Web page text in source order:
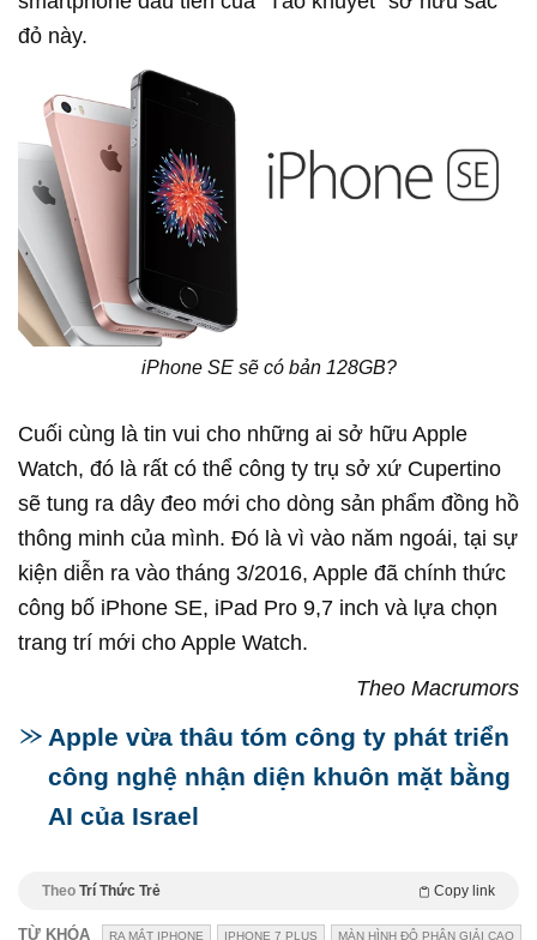
đỏ này.
iPhone SE sẽ có bản 128GB?
Cuối cùng là tin vui cho những ai sở hữu Apple
Watch, đó là rất có thể công ty trụ sở xứ Cupertino
sẽ tung ra dây đeo mới cho dòng sản phẩm đồng hồ
thông minh của mình. Đó là vì vào năm ngoái, tại sự
kiện diễn ra vào tháng 3/2016, Apple đã chính thức
công bố iPhone SE, iPad Pro 9,7 inch và lựa chọn
trang trí mới cho Apple Watch.
Theo Macrumors
Apple vừa thâu tóm công ty phát triển
công nghệ nhận diện khuôn mặt bằng
AI của Israel
Theo Trí Thức Trẻ Copy link
TỪ KHÓA RA MẮT IPHONE IPHONE 7 PLUS MÀN HÌNH ĐỘ PHÂN GIẢI CAO